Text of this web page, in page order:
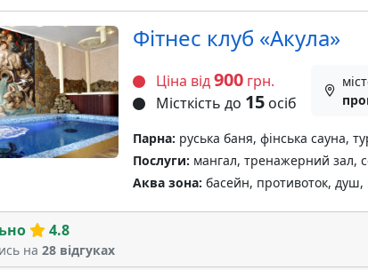
Фiтнес клуб «Акула»
Ціна від900грн.
Місткість до 15осіб
Парна: руська баня, фінська сауна,
Послуги: мангал, тренажерний зал,
Аква зона: басейн, противоток, душ,
4.8
на 28 відгуках